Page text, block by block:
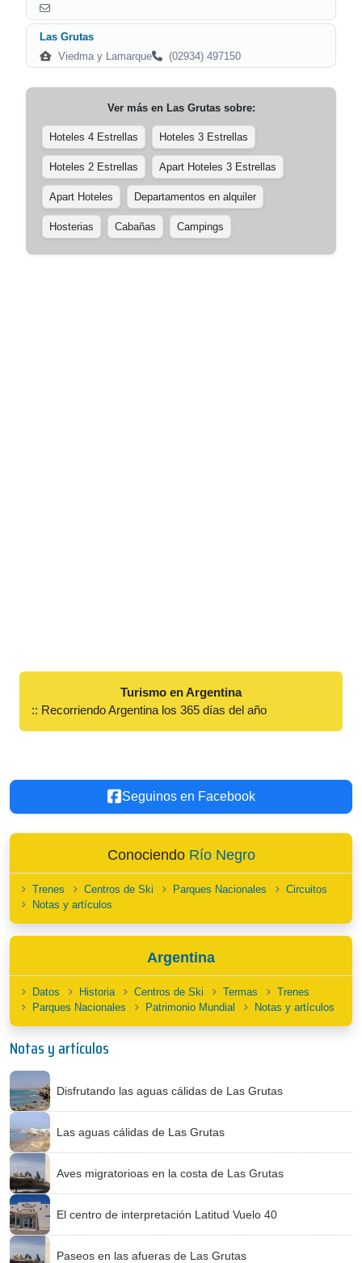
Las Grutas
Viedma y Lamarque
(02934) 497150
Ver más en Las Grutassobre:
Hoteles 4 Estrellas Hoteles 3 Estrellas
Hoteles 2 Estrellas Apart Hoteles 3 Estrellas
Apart Hoteles Departamentos en alquiler
Hosterias Cabañas Campings
Turismo en Argentina
:: Recorriendo Argentina los 365 días del año
Seguinos en Facebook
Conociendo Río Negro
Trenes Centros de Ski Parques Nacionales
Circuitos
Notas y artículos
Argentina
Datos Historia Centros de Ski Termas
Trenes
Parques Nacionales
Patrimonio Mundial Notas y artículos
Notas y artículos
Disfrutando las aguas cálidas de Las Grutas
Las aguas cálidas de Las Grutas
Aves migratorioas en la costa de Las Grutas
El centro de interpretación Latitud Vuelo 40
Paseos en las afueras de Las Grutas